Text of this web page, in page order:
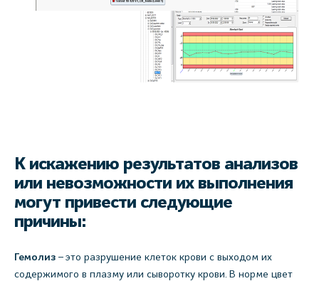
К искажению результатов анализов
или невозможности их выполнения
могут привести следующие
причины:
Гемолиз – это разрушение клеток крови с выходом их
содержимого в плазму или сыворотку крови. В норме цвет